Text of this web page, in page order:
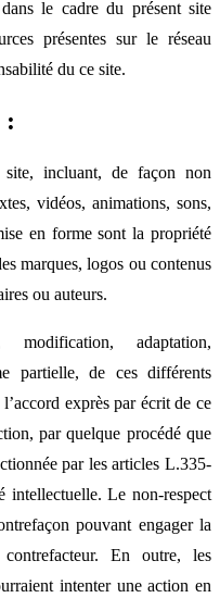
le cadre du présent site
présentes sur le réseau
du ce site.
:
incluant, de façon non
vidéos, animations, sons,
en forme sont la propriété
marques, logos ou contenus
ou auteurs.
modification, adaptation,
partielle, de ces différents
exprès par écrit de ce
par quelque procédé que
par les articles L.335-
intellectuelle. Le non-respect
pouvant engager la
En outre, les
intenter une action en